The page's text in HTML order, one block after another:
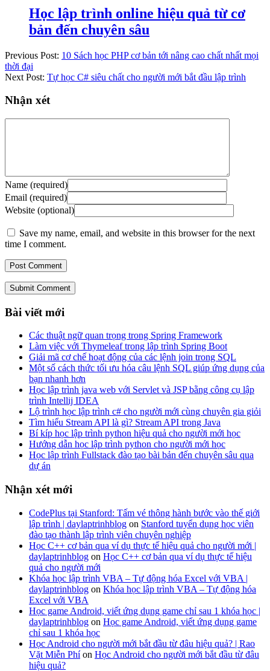
Học lập trình online hiệu quả từ cơ
bản đến chuyên sâu
Previous Post: 10 Sách học PHP cơ bản tới nâng cao chất nhất mọi
thời đại
Next Post: Tự học C# siêu chất cho người mới bắt đầu lập trình
Nhận xét
Name (required)
Email (required)
Website (optional)
Save my name, email, and website in this browser for the next
time I comment.
Submit Comment
Bài viết mới
Các thuật ngữ quan trọng trong Spring Framework
Làm việc với Thymeleaf trong lập trình Spring Boot
Giải mã cơ chế hoạt động của các lệnh join trong SQL
Một số cách thức tối ưu hóa câu lệnh SQL giúp ứng dụng của
bạn nhanh hơn
Học lập trình java web với Servlet và JSP bằng công cụ lập
trình Intellij IDEA
Lộ trình học lập trình c# cho người mới cùng chuyên gia giỏi
Tìm hiểu Stream API là gì? Stream API trong Java
Bí kíp học lập trình python hiệu quả cho người mới học
Hướng dẫn học lập trình python cho người mới học
Học lập trình Fullstack đào tạo bài bản đến chuyên sâu qua
dự án
Nhận xét mới
CodePlus tại Stanford: Tấm vé thông hành bước vào thế giới
lập trình | daylaptrinhblog on Stanford tuyển dụng học viên
đào tạo thành lập trình viên chuyên nghiệp
Học C++ cơ bản qua ví dụ thực tế hiệu quả cho người mới |
daylaptrinhblog on Học C++ cơ bản qua ví dụ thực tế hiệu
quả cho người mới
Khóa học lập trình VBA – Tự động hóa Excel với VBA |
daylaptrinhblog on Khóa học lập trình VBA – Tự động hóa
Excel với VBA
Học game Android, viết ứng dụng game chỉ sau 1 khóa học |
daylaptrinhblog on Học game Android, viết ứng dụng game
chỉ sau 1 khóa học
Học Android cho người mới bắt đầu từ đâu hiệu quả? | Rao
Vặt Miễn Phíon Học Android cho người mới bắt đầu từ đâu
hiệu quả?